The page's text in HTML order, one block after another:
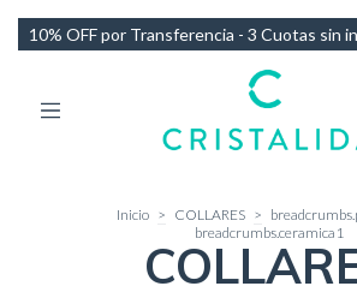
sin intereses - Envío GRATIS en compras
Inicio > COLLARES >
breadcrumbs.ceramica1